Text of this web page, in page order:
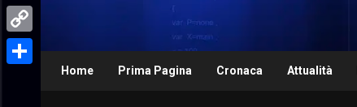
Home Prima Pagina Cronaca Attualità
WhatsApp
Copy